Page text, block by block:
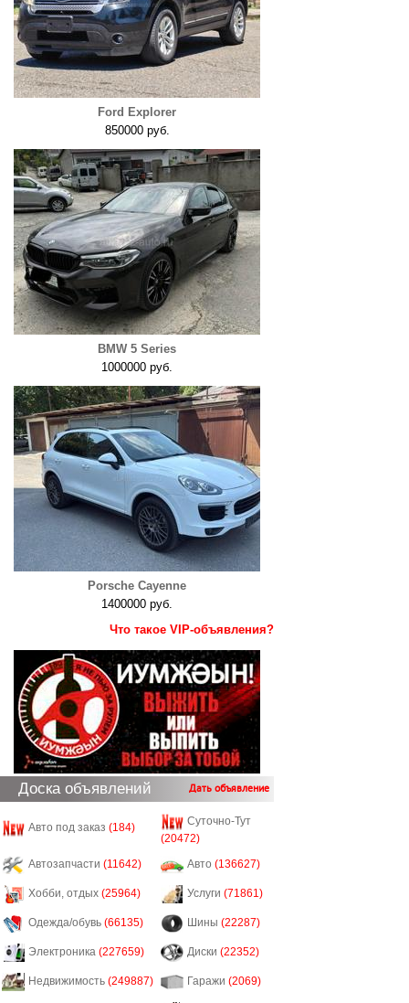
Ford Explorer
850000 руб.
BMW 5 Series
1000000 руб.
Porsche Cayenne
1400000 руб.
Что такое VIP-объявления?
Доска объявлений Дать объявление
Авто под заказ (184)
Суточно-Тут
(20472)
Автозапчасти (11642) Авто (136627)
Хобби, отдых (25964) Услуги (71861)
Одежда/обувь (66135) Шины (22287)
Электроника (227659) Диски (22352)
Недвижимость (249887) Гаражи (2069)